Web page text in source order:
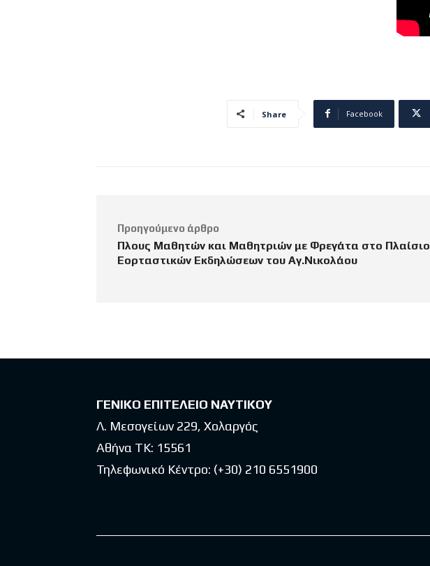
Share Facebook
Προηγούμενο άρθρο
Πλους Μαθητών και Μαθητριών με Φρεγάτα στο Πλαίσιο
Εορταστικών Εκδηλώσεων του Αγ.Νικολάου
ΓΕΝΙΚΟ ΕΠΙΤΕΛΕΙΟ ΝΑΥΤΙΚΟΥ
Λ. Μεσογείων 229, Χολαργός
Αθήνα ΤΚ: 15561
Τηλεφωνικό Κέντρο: (+30) 210 6551900